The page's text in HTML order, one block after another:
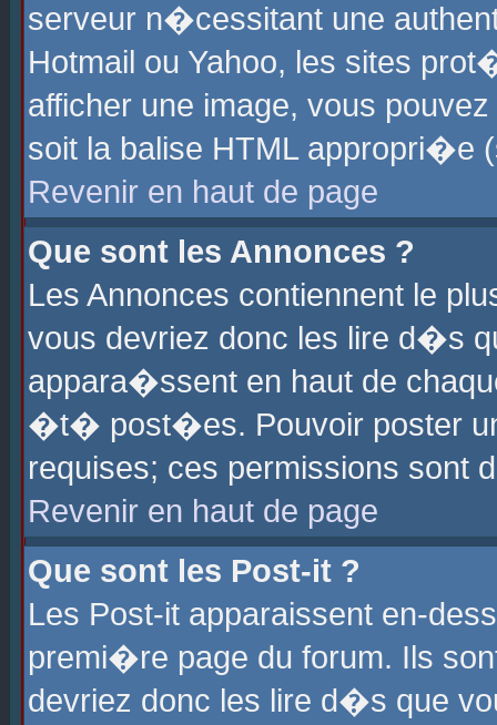
serveur n�cessitant une
Hotmail ou Yahoo, les sites
afficher une image, vous
soit la balise HTML
Revenir en haut de page
Que sont les Annonces ?
Les Annonces contiennent le
vous devriez donc les lire d�s
appara�ssent en haut de
�t� post�es. Pouvoir poster
requises; ces permissions sont
Revenir en haut de page
Que sont les Post-it ?
Les Post-it apparaissent en-
premi�re page du forum. Ils
devriez donc les lire d�s que